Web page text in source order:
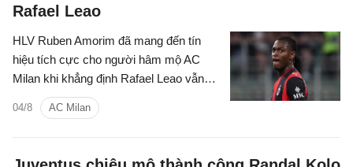
Rafael Leao
HLV Ruben Amorim đã mang đến tín
hiệu tích cực cho người hâm mộ AC
Milan khi khẳng định Rafael Leao vẫn
hoàn toàn tập trung và có động lực cống
hiến cho đội bóng, bất chấp những đồn
04/8 AC Milan